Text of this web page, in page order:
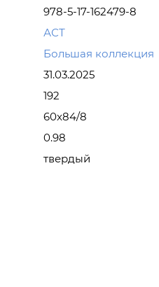
978-5-17-162479-8
АСТ
Большая коллекция
31.03.2025
192
60x84/8
0.98
твердый